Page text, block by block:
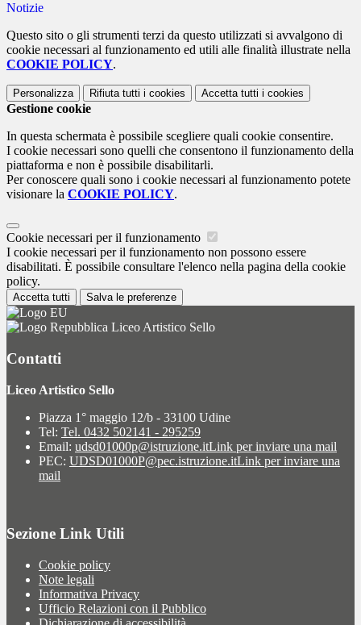
Notizie
Questo sito o gli strumenti terzi da questo utilizzati si avvalgono di
cookie necessari al funzionamento ed utili alle finalità illustrate nella
COOKIE POLICY.
Personalizza Rifiuta tutti i cookies Accetta tutti i cookies
Gestione cookie
In questa schermata è possibile scegliere quali cookie consentire.
I cookie necessari sono quelli che consentono il funzionamento della
piattaforma e non è possibile disabilitarli.
Per conoscere quali sono i cookie necessari al funzionamento potete
visionare la COOKIE POLICY.
Cookie necessari per il funzionamento
I cookie necessari per il funzionamento non possono essere
disabilitati. È possibile consultare l'elenco nella pagina della cookie
policy.
Accetta tutti Salva le preferenze
Liceo Artistico Sello
Contatti
Liceo Artistico Sello
Piazza 1° maggio 12/b - 33100 Udine
Tel: Tel. 0432 502141 - 295259
Email: udsd01000p@istruzione.itLink per inviare una mail
PEC: UDSD01000P@pec.istruzione.itLink per inviare una
mail
Sezione Link Utili
Cookie policy
Note legali
Informativa Privacy
Ufficio Relazioni con il Pubblico